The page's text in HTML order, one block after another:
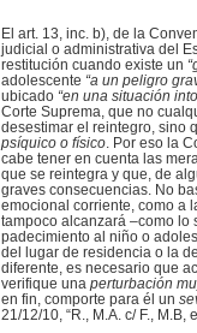
El art. 13, inc. b), de la
judicial o administrativa del
restitución cuando existe un
adolescente “a un peligro
ubicado “en una situación
Corte Suprema, que no
desestimar el reintegro, sino
psíquico o físico. Por eso la
cabe tener en cuenta las
que se reintegra y que, de
graves consecuencias. No
emocional corriente, como a
tampoco alcanzará –como lo
padecimiento al niño o
del lugar de residencia o la
diferente, es necesario que
verifique una perturbación
en fin, comporte para él un
21/12/10, “R., M.A. c/ F., M.B,